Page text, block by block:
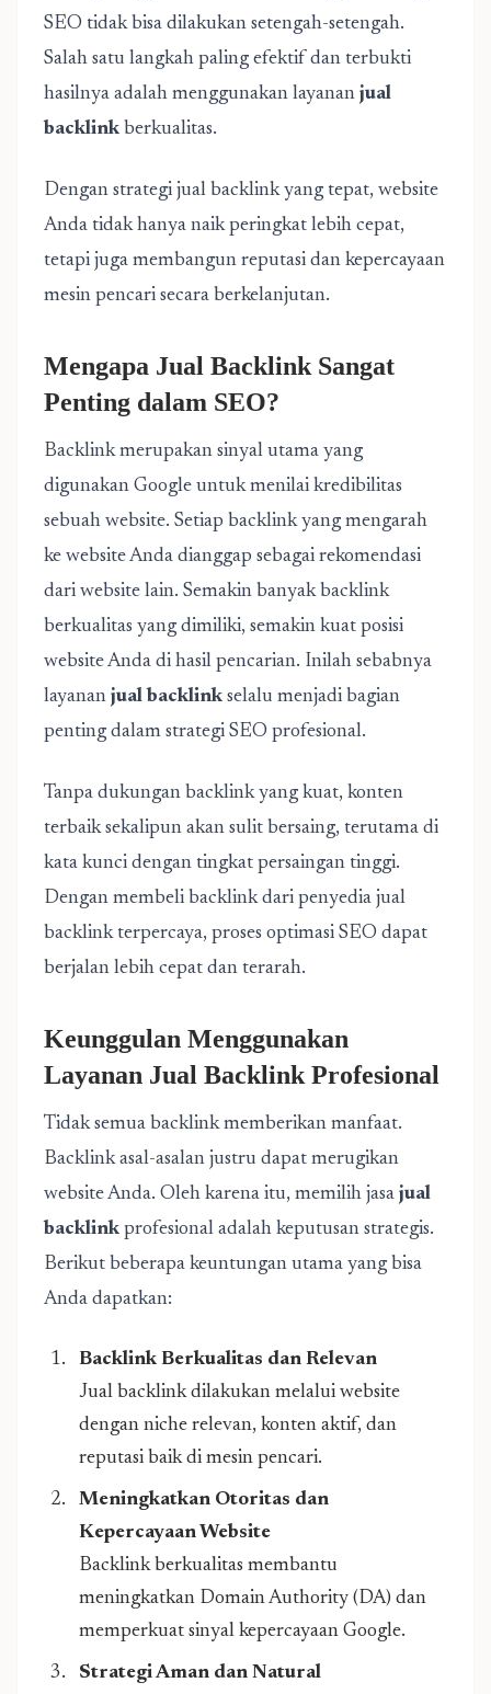
SEO tidak bisa dilakukan setengah-setengah.
Salah satu langkah paling efektif dan terbukti
hasilnya adalah menggunakan layanan jual
backlink berkualitas.
Dengan strategi jual backlink yang tepat, website
Anda tidak hanya naik peringkat lebih cepat,
tetapi juga membangun reputasi dan kepercayaan
mesin pencari secara berkelanjutan.
Mengapa Jual Backlink Sangat
Penting dalam SEO?
Backlink merupakan sinyal utama yang
digunakan Google untuk menilai kredibilitas
sebuah website. Setiap backlink yang mengarah
ke website Anda dianggap sebagai rekomendasi
dari website lain. Semakin banyak backlink
berkualitas yang dimiliki, semakin kuat posisi
website Anda di hasil pencarian. Inilah sebabnya
layanan jual backlink selalu menjadi bagian
penting dalam strategi SEO profesional.
Tanpa dukungan backlink yang kuat, konten
terbaik sekalipun akan sulit bersaing, terutama di
kata kunci dengan tingkat persaingan tinggi.
Dengan membeli backlink dari penyedia jual
backlink terpercaya, proses optimasi SEO dapat
berjalan lebih cepat dan terarah.
Keunggulan Menggunakan
Layanan Jual Backlink Profesional
Tidak semua backlink memberikan manfaat.
Backlink asal-asalan justru dapat merugikan
website Anda. Oleh karena itu, memilih jasa jual
backlink profesional adalah keputusan strategis.
Berikut beberapa keuntungan utama yang bisa
Anda dapatkan:
Backlink Berkualitas dan Relevan
Jual backlink dilakukan melalui website
dengan niche relevan, konten aktif, dan
reputasi baik di mesin pencari.
Meningkatkan Otoritas dan
Kepercayaan Website
Backlink berkualitas membantu
meningkatkan Domain Authority (DA) dan
memperkuat sinyal kepercayaan Google.
Strategi Aman dan Natural